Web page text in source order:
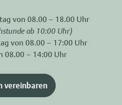
von 08.00 – 18.00 Uhr
ab 10:00 Uhr)
von 08.00 – 17:00 Uhr
08.00 – 14:00 Uhr
vereinbaren